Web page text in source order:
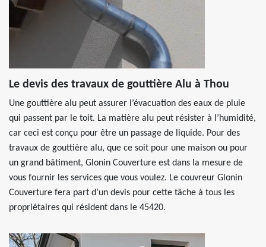
Le devis des travaux de gouttière Alu à Thou
Une gouttière alu peut assurer l’évacuation des eaux de pluie
qui passent par le toit. La matière alu peut résister à l’humidité,
car ceci est conçu pour être un passage de liquide. Pour des
travaux de gouttière alu, que ce soit pour une maison ou pour
un grand bâtiment, Glonin Couverture est dans la mesure de
vous fournir les services que vous voulez. Le couvreur Glonin
Couverture fera part d’un devis pour cette tâche à tous les
propriétaires qui résident dans le 45420.